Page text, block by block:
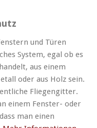
und Türen
System, egal ob es
aus einem
oder aus Holz sein.
Fliegengitter.
einem Fenster- oder
man einen